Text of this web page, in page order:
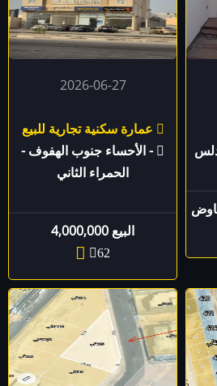
2026-06-27
عمارة سكنية تجارية للبيع
- الأحساء جنوب الهفوف -
الحمراء الثاني
البيع 4,000,000
62